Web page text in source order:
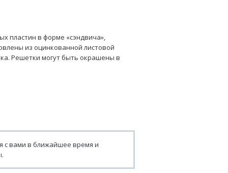
пластин в форме «сэндвича»,
из оцинкованной листовой
Решетки могут быть окрашены в
с вами в ближайшее время и